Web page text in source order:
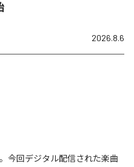
2026.8.6
。今回デジタル配信された楽曲